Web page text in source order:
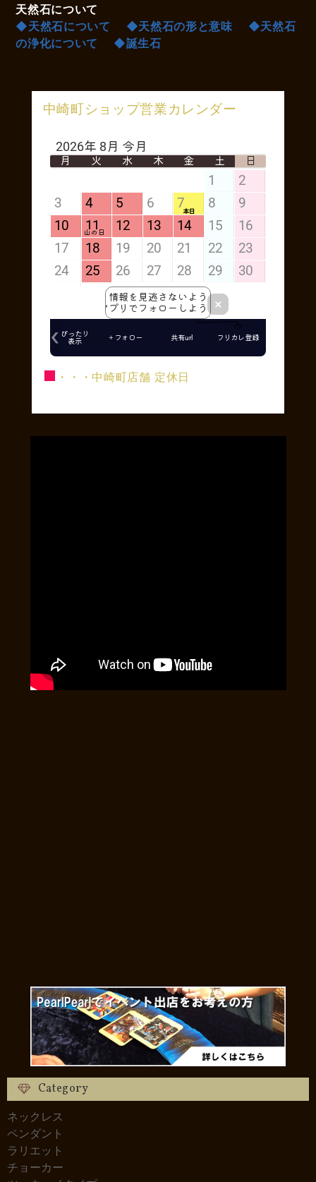
天然石について
◆天然石について
◆天然石の形と意味
◆天然石
の浄化について
◆誕生石
中崎町ショップ営業カレンダー
■ ・・・中崎町店舗 定休日
Category
ネックレス
ペンダント
ラリエット
チョーカー